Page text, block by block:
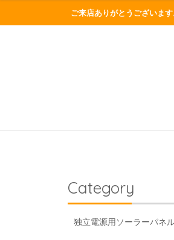
ご来店ありがとうございます
Category
独立電源用ソーラーパネ